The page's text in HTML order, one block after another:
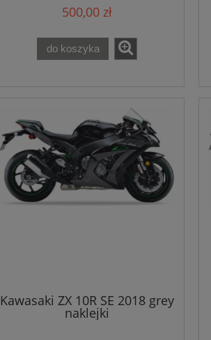
500,00 zł
do koszyka
Kawasaki ZX 10R SE 2018 grey
naklejki